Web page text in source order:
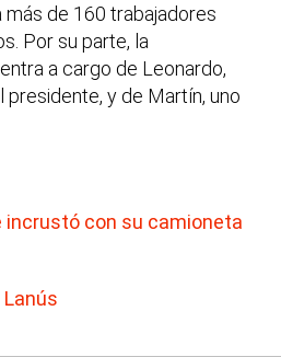
más de 160 trabajadores
Por su parte, la
a cargo de Leonardo,
presidente, y de Martín, uno
incrustó con su camioneta